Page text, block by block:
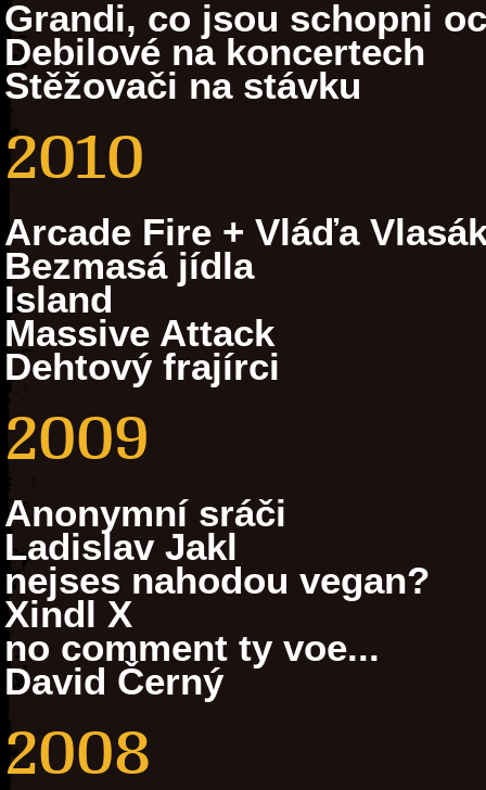
Grandi, co jsou schopni
Debilové na koncertech
Stěžovači na stávku
2010
Arcade Fire + Vláďa
Bezmasá jídla
Island
Massive Attack
Dehtový frajírci
2009
Anonymní sráči
Ladislav Jakl
nejses nahodou vegan?
Xindl X
no comment ty voe...
David Černý
2008